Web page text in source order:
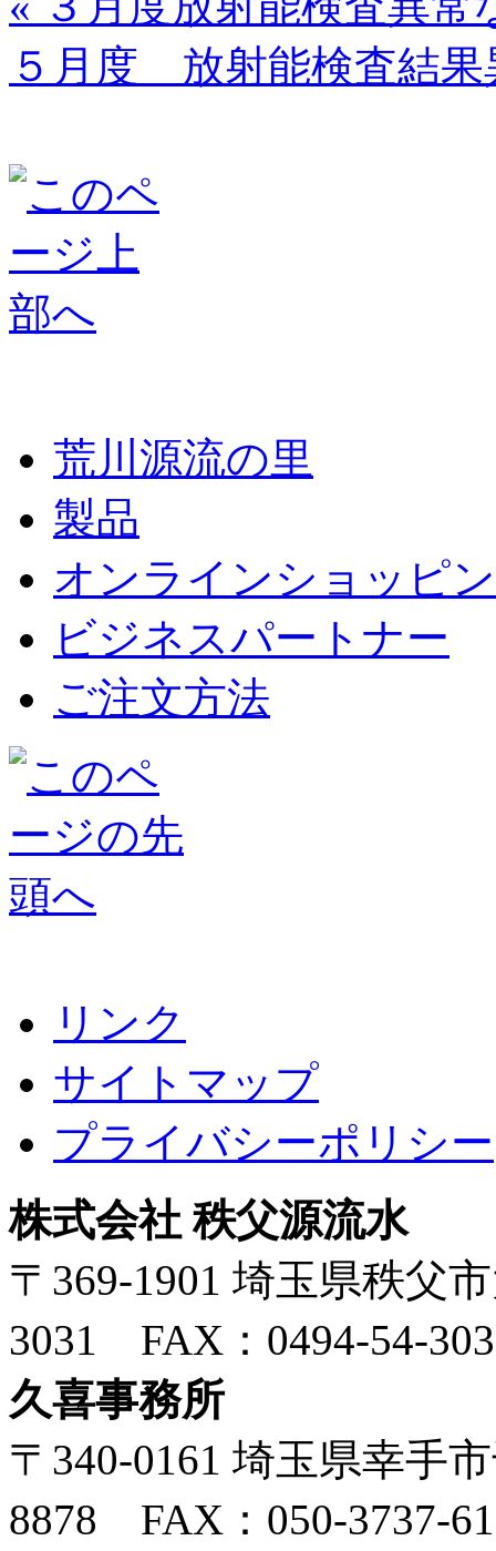
５月度 放射能検査結果
荒川源流の里
製品
オンラインショッピ
ビジネスパートナー
ご注文方法
リンク
サイトマップ
プライバシーポリシー
株式会社 秩父源流水
〒369-1901 埼玉県秩父
3031 FAX：0494-54-
久喜事務所
〒340-0161 埼玉県幸手
8878 FAX：050-3737-